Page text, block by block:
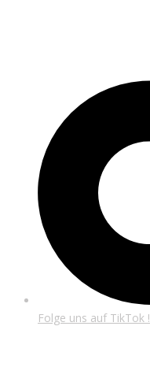
Folge uns auf TikTok !